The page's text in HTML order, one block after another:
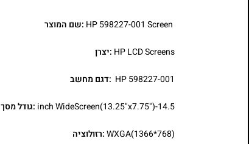
:שם המוצר
HP LCD Screens :יצרן
HP 598227-001 :דגם מחשב
14.5-inch WideScreen(13.25"x7.75") :גודל מסך
WXGA(1366*768):רזולוציה